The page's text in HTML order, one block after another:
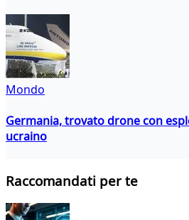
Mondo
Germania, trovato drone con
ucraino
Raccomandati per te